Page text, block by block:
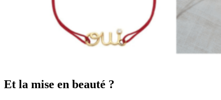
Et la mise en beauté ?